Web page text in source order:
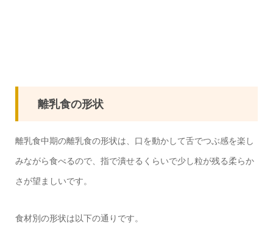
離乳食の形状
離乳食中期の離乳食の形状は、口を動かして舌でつぶ感を楽し
みながら食べるので、指で潰せるくらいで少し粒が残る柔らか
さが望ましいです。
食材別の形状は以下の通りです。